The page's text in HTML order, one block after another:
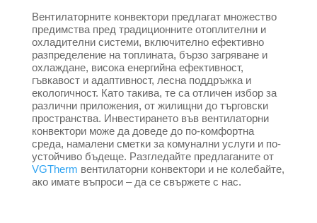
Вентилаторните конвектори предлагат множество
предимства пред традиционните отоплителни и
охладителни системи, включително ефективно
разпределение на топлината, бързо загряване и
охлаждане, висока енергийна ефективност,
гъвкавост и адаптивност, лесна поддръжка и
екологичност. Като такива, те са отличен избор за
различни приложения, от жилищни до търговски
пространства. Инвестирането във вентилаторни
конвектори може да доведе до по-комфортна
среда, намалени сметки за комунални услуги и по-
устойчиво бъдеще. Разгледайте предлаганите от
VGTherm вентилаторни конвектори и не колебайте,
ако имате въпроси – да се свържете с нас.